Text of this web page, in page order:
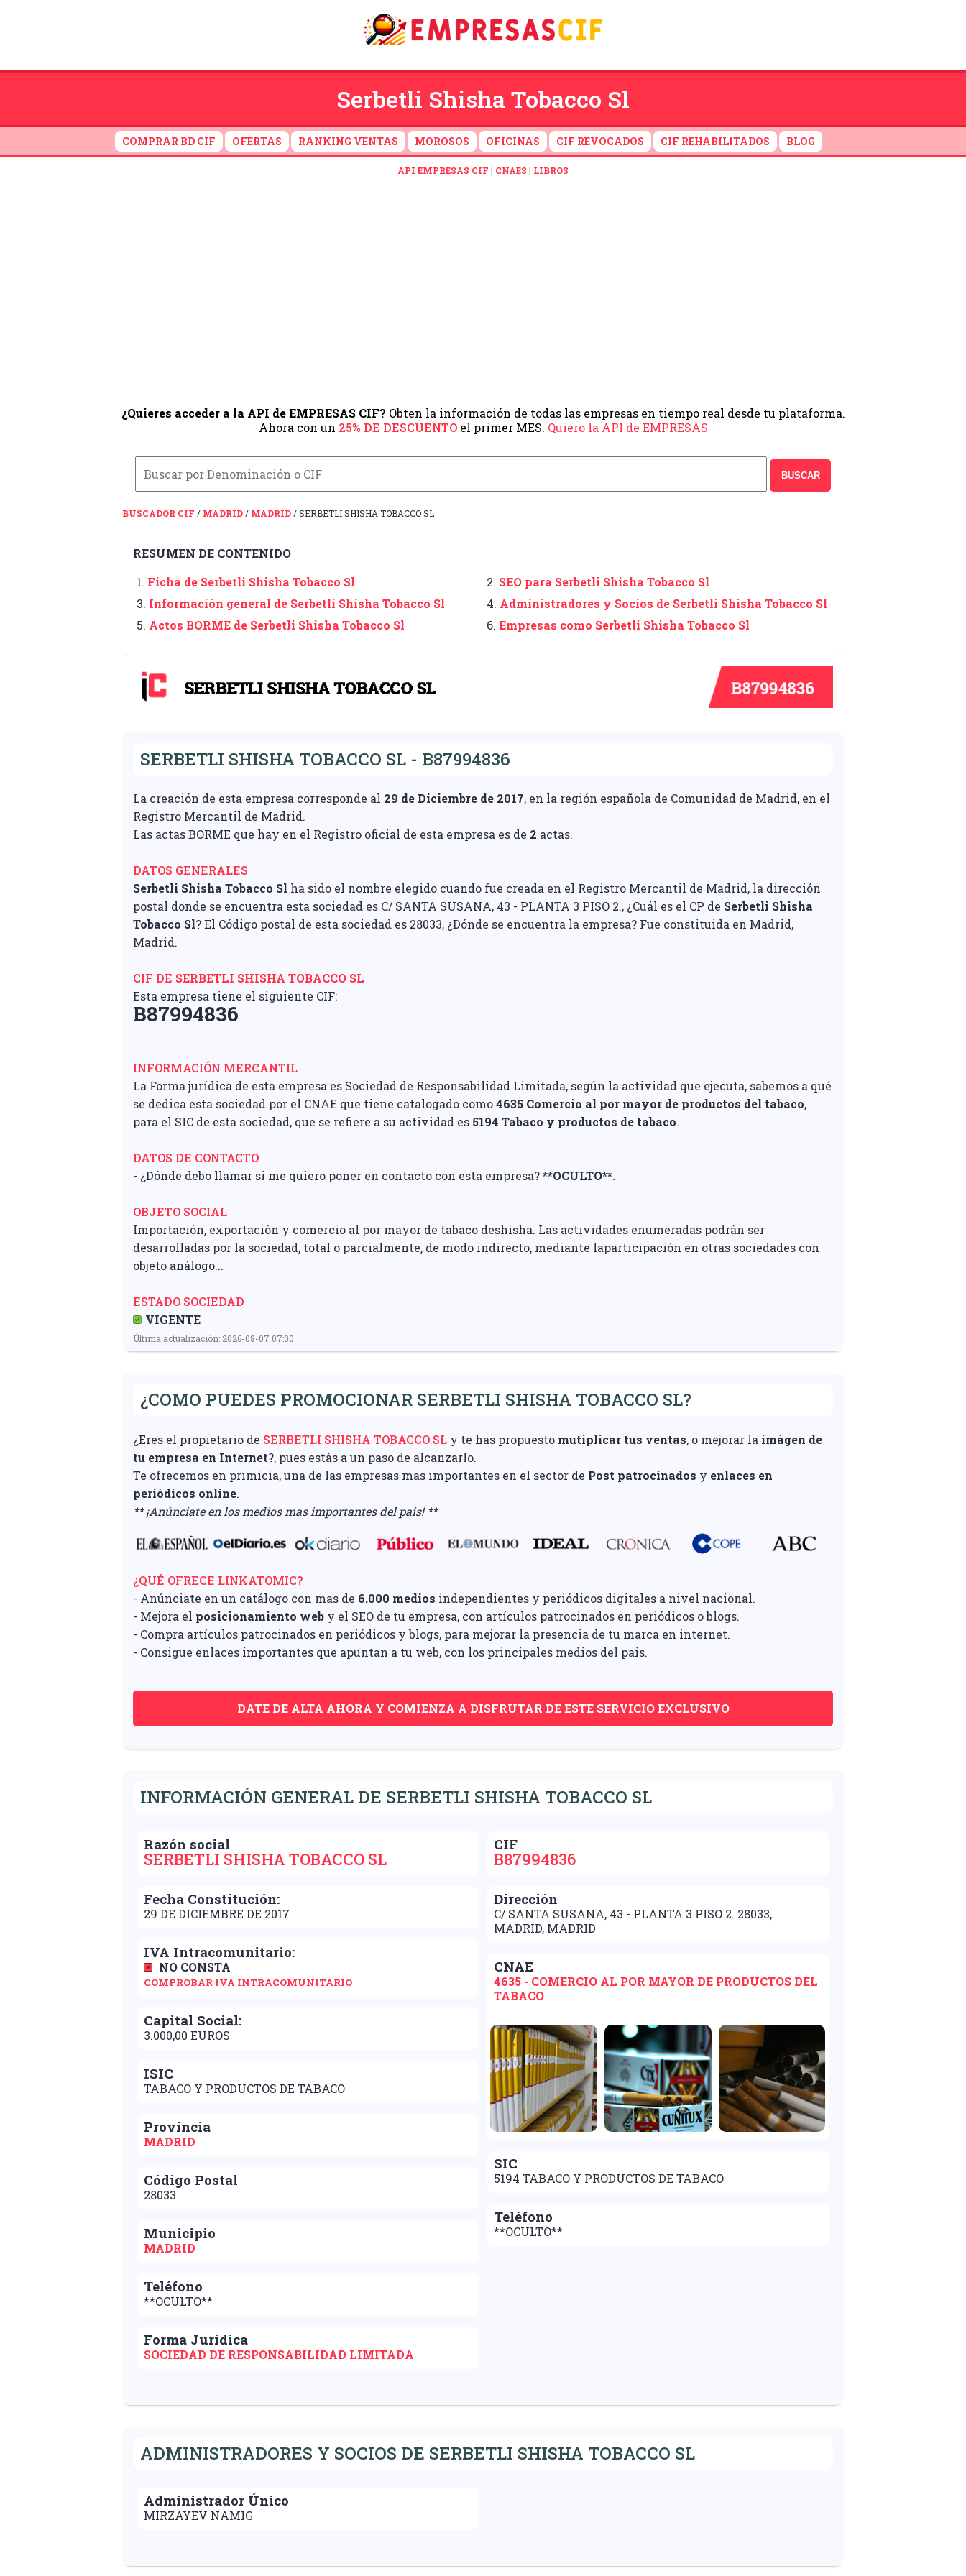
Serbetli Shisha Tobacco Sl
COMPRAR BD CIF OFERTAS RANKING VENTAS MOROSOS OFICINAS CIF REVOCADOS CIF REHABILITADOS BLOG
API EMPRESAS CIF | CNAES | LIBROS
¿Quieres acceder a la API de EMPRESAS CIF? Obten la información de todas las empresas en tiempo real desde tu plataforma.
Ahora con un 25% DE DESCUENTOel primer MES. Quiero la API de EMPRESAS
BUSCAR
BUSCADOR CIF / MADRID/ MADRID/ SERBETLI SHISHA TOBACCO SL
RESUMEN DE CONTENIDO
1. Ficha de Serbetli Shisha Tobacco Sl 2. SEO para Serbetli Shisha Tobacco Sl
3. Información general de Serbetli Shisha Tobacco Sl 4. Administradores y Socios de Serbetli Shisha Tobacco Sl
5. Actos BORME de Serbetli Shisha Tobacco Sl 6. Empresas como Serbetli Shisha Tobacco Sl
SERBETLI SHISHA TOBACCO SL - B87994836
La creación de esta empresa corresponde al 29 de Diciembre de 2017, en la región española de Comunidad de Madrid, en el
Registro Mercantil de Madrid.
Las actas BORME que hay en el Registro oficial de esta empresa es de 2 actas.
DATOS GENERALES
Serbetli Shisha Tobacco Sl ha sido el nombre elegido cuando fue creada en el Registro Mercantil de Madrid, la dirección
postal donde se encuentra esta sociedad es C/ SANTA SUSANA, 43 - PLANTA 3 PISO 2., ¿Cuál es el CP de Serbetli Shisha
Tobacco Sl? El Código postal de esta sociedad es 28033, ¿Dónde se encuentra la empresa? Fue constituida en Madrid,
Madrid.
CIF DE SERBETLI SHISHA TOBACCO SL
Esta empresa tiene el siguiente CIF:
B87994836
INFORMACIÓN MERCANTIL
La Forma jurídica de esta empresa es Sociedad de Responsabilidad Limitada, según la actividad que ejecuta, sabemos a qué
se dedica esta sociedad por el CNAE que tiene catalogado como4635 Comercio al por mayor de productos del tabaco,
para el SIC de esta sociedad, que se refiere a su actividad es 5194 Tabaco y productos de tabaco.
DATOS DE CONTACTO
- ¿Dónde debo llamar si me quiero poner en contacto con esta empresa?**OCULTO**.
OBJETO SOCIAL
Importación, exportación y comercio al por mayor de tabaco deshisha. Las actividades enumeradas podrán ser
desarrolladas por la sociedad, total o parcialmente, de modo indirecto, mediante laparticipación en otras sociedades con
objeto análogo...
ESTADO SOCIEDAD
VIGENTE
Última actualización: 2026-08-07 07:00
¿COMO PUEDES PROMOCIONAR SERBETLI SHISHA TOBACCO SL?
¿Eres el propietario de SERBETLI SHISHA TOBACCO SL y te has propuesto mutiplicar tus ventas, o mejorar la imágen de
tu empresa en Internet?, pues estás a un paso de alcanzarlo.
Te ofrecemos en primicia, una de las empresas mas importantes en el sector de Post patrocinados y enlaces en
periódicos online.
** ¡Anúnciate en los medios mas importantes del pais! **
¿QUÉ OFRECE LINKATOMIC?
- Anúnciate en un catálogo con mas de 6.000 medios independientes y periódicos digitales a nivel nacional.
- Mejora el posicionamiento web y el SEO de tu empresa, con artículos patrocinados en periódicos o blogs.
- Compra artículos patrocinados en periódicos y blogs, para mejorar la presencia de tu marca en internet.
- Consigue enlaces importantes que apuntan a tu web, con los principales medios del pais.
DATE DE ALTA AHORA Y COMIENZA A DISFRUTAR DE ESTE SERVICIO EXCLUSIVO
INFORMACIÓN GENERAL DE SERBETLI SHISHA TOBACCO SL
Razón social
SERBETLI SHISHA TOBACCO SL
Fecha Constitución:
29 DE DICIEMBRE DE 2017
IVA Intracomunitario:
NO CONSTA
COMPROBAR IVA INTRACOMUNITARIO
Capital Social:
3.000,00 EUROS
ISIC
TABACO Y PRODUCTOS DE TABACO
Provincia
MADRID
Código Postal
28033
Municipio
MADRID
Teléfono
**OCULTO**
Forma Jurídica
SOCIEDAD DE RESPONSABILIDAD LIMITADA
CIF
B87994836
Dirección
C/ SANTA SUSANA, 43 - PLANTA 3 PISO 2. 28033,
MADRID, MADRID
CNAE
4635 - COMERCIO AL POR MAYOR DE PRODUCTOS DEL
TABACO
SIC
5194 TABACO Y PRODUCTOS DE TABACO
Teléfono
**OCULTO**
ADMINISTRADORES Y SOCIOS DE SERBETLI SHISHA TOBACCO SL
Administrador Único
MIRZAYEV NAMIG